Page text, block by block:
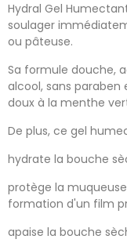
Hydral Gel
soulager
ou pâteuse.
Sa formule douche,
alcool, sans
doux à la menthe
De plus, ce gel
hydrate la bouche
protège la
formation d'un film
apaise la bouche